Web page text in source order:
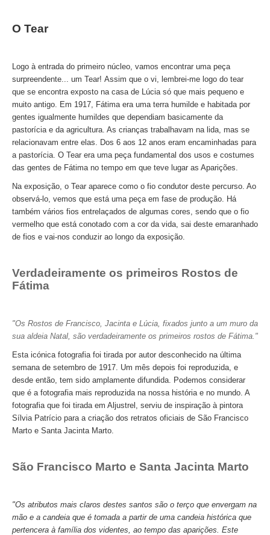
Arrabida com Degustação de Vinhos e Queijo
Rota do Pastor
Rota do Salineiro
Birdwatching EVOA
Passeio de Natureza no Rio Tejo
Experiências
Workshop Tapete de Arraiolos
de Lisboa a Coimbra com drop-off no Porto
de Lisboa a Aveiro e Ílhavo, drop-off em Aveiro
de Lisboa a Óbidos, Nazaré e Fátima com drop-off no Porto
Caminhos de Portugal
Caminhos da Fé > 2 dias
História, Sol e Mar > 6 dias
Centro e Norte de Portugal > 10 dias
Caminhos de Espanha
Mérida e Madrid > 2 dias
Reserve
Informações úteis
O Tear
Logo à entrada do primeiro núcleo, vamos encontrar uma peça
surpreendente... um Tear! Assim que o vi, lembrei-me logo do tear
que se encontra exposto na casa de Lúcia só que mais pequeno e
muito antigo. Em 1917, Fátima era uma terra humilde e habitada por
gentes igualmente humildes que dependiam basicamente da
pastorícia e da agricultura. As crianças trabalhavam na lida, mas se
relacionavam entre elas. Dos 6 aos 12 anos eram encaminhadas para
a pastorícia. O Tear era uma peça fundamental dos usos e costumes
das gentes de Fátima no tempo em que teve lugar as Aparições.
Na exposição, o Tear aparece como o fio condutor deste percurso. Ao
observá-lo, vemos que está uma peça em fase de produção. Há
também vários fios entrelaçados de algumas cores, sendo que o fio
vermelho que está conotado com a cor da vida, sai deste emaranhado
de fios e vai-nos conduzir ao longo da exposição.
Verdadeiramente os primeiros Rostos de
Fátima
"Os Rostos de Francisco, Jacinta e Lúcia, fixados junto a um muro da
sua aldeia Natal, são verdadeiramente os primeiros rostos de Fátima."
Esta icónica fotografia foi tirada por autor desconhecido na última
semana de setembro de 1917. Um mês depois foi reproduzida, e
desde então, tem sido amplamente difundida. Podemos considerar
que é a fotografia mais reproduzida na nossa história e no mundo. A
fotografia que foi tirada em Aljustrel, serviu de inspiração à pintora
Sílvia Patrício para a criação dos retratos oficiais de São Francisco
Marto e Santa Jacinta Marto.
São Francisco Marto e Santa Jacinta Marto
"Os atributos mais claros destes santos são o terço que envergam na
mão e a candeia que é tomada a partir de uma candeia histórica que
pertencera à família dos videntes, ao tempo das aparições. Este